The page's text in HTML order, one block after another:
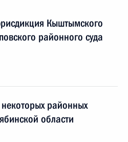
Кыштымского
районного суда
районных
области